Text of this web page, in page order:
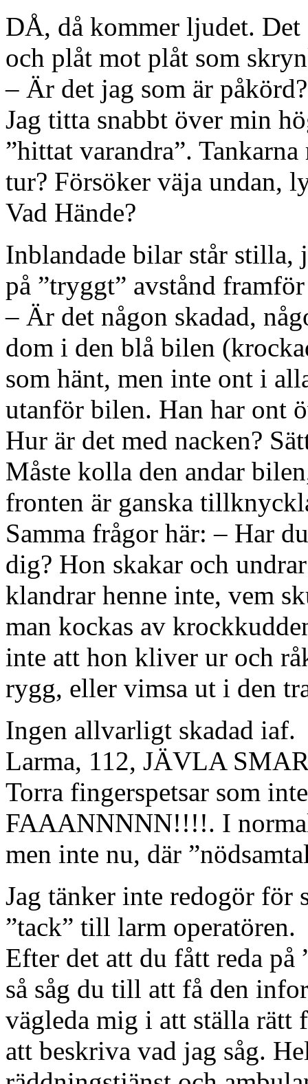
DÅ, då kommer ljudet.
och plåt mot plåt som
– Är det jag som är
Jag titta snabbt över min
”hittat varandra”.
tur? Försöker väja undan,
Vad Hände?
Inblandade bilar står stilla,
på ”tryggt” avstånd
– Är det någon skadad,
dom i den blå bilen
som hänt, men inte ont i
utanför bilen. Han har ont
Hur är det med nacken?
Måste kolla den andar
fronten är ganska
Samma frågor här: – Har
dig? Hon skakar och
klandrar henne inte, vem
man kockas av
inte att hon kliver ur och
rygg, eller vimsa ut i den
Ingen allvarligt skadad iaf.
Larma, 112, JÄVLA
Torra fingerspetsar som
FAAANNNNN!!!!. I
men inte nu, där
Jag tänker inte redogör för
”tack” till larm operatören.
Efter det att du fått reda på
så såg du till att få den
vägleda mig i att ställa rätt
att beskriva vad jag såg.